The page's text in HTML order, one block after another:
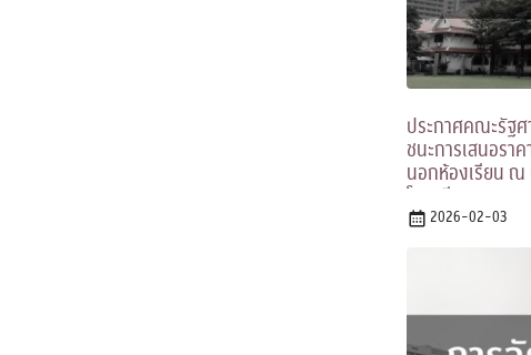
ประกาศคณะรัฐศ
ชนะการเสนอรา
นอกห้องเรียน ณ
โดยวิธีเฉพาะเจาะจง
2026-02-03